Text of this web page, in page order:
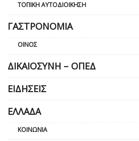
ΤΟΠΙΚΉ ΑΥΤΟΔΙΟΊΚΗΣΗ
ΓΑΣΤΡΟΝΟΜΊΑ
ΟΊΝΟΣ
ΔΙΚΑΙΟΣΎΝΗ – ΟΠΕΔ
ΕΙΔΉΣΕΙΣ
ΕΛΛΆΔΑ
ΚΟΙΝΩΝΊΑ